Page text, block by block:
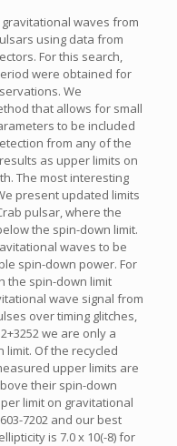
waves from
using data from
For this search,
were obtained for
We
that allows for small
to be included
from any of the
as upper limits on
The most interesting
present updated limits
pulsar, where the
the spin-down limit.
waves to be
spin-down power. For
the spin-down limit
wave signal from
over timing glitches,
we are only a
Of the recycled
upper limits are
their spin-down
limit on gravitational
7202 and our best
is 7.0 x 10(-8) for